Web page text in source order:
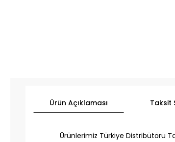
Ürün Açıklaması Taksit
Ürünlerimiz Türkiye Distribütörü